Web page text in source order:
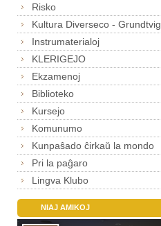
Risko
Kultura Diverseco - Grundtvig
Instrumaterialoj
KLERIGEJO
Ekzamenoj
Biblioteko
Kursejo
Komunumo
Kunpaŝado ĉirkaŭ la mondo
Pri la paĝaro
Lingva Klubo
NIAJ AMIKOJ